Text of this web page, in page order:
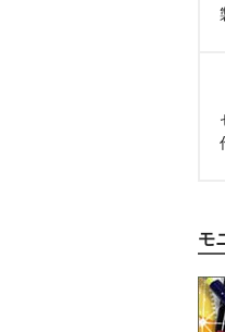
モ